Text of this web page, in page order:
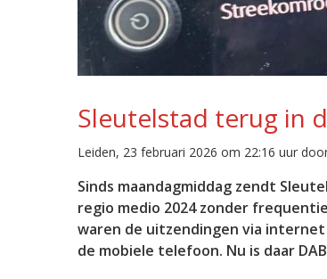
Sleutelstad terug in
Leiden, 23 februari 2026 om 22:16 uur
Sinds maandagmiddag zendt
regio medio 2024 zonder
waren de uitzendingen via
de mobiele telefoon. Nu is daar